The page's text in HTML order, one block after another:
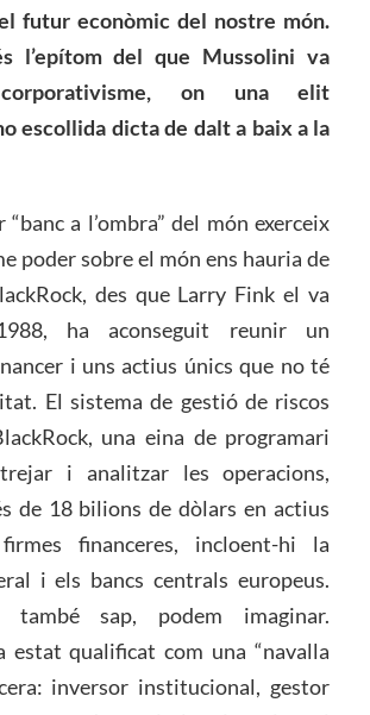
futur econòmic del nostre món.
l’epítom del que Mussolini va
corporativisme, on una elit
escollida dicta de dalt a baix ala
a l’ombra” del món exerceix
poder sobre el món ens hauria de
des que Larry Fink el va
ha aconseguit reunir un
i uns actius únics que no té
El sistema de gestió de riscos
una eina de programari
i analitzar les operacions,
de 18 bilions de dòlars en actius
financeres, incloent-hi la
i els bancs centrals europeus.
també sap, podem imaginar.
estat qualificat com una “navalla
inversor institucional, gestor